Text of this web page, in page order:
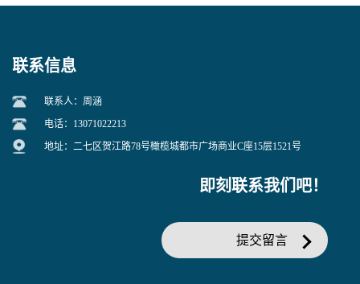
联系信息
联系人：周涵
电话：13071022213
地址：二七区贺江路78号橄榄城都市广场商业C座15层1521号
即刻联系我们吧！
提交留言